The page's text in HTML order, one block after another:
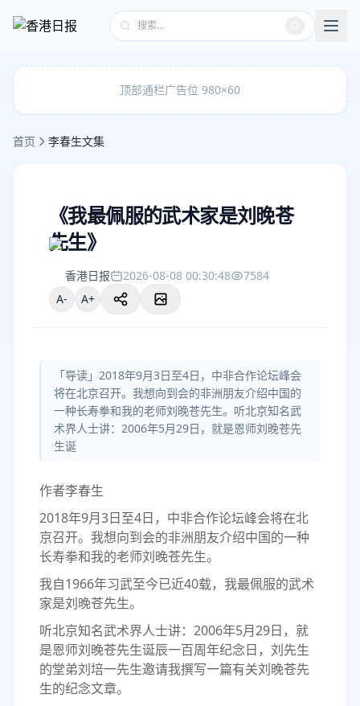
顶部通栏广告位 980×60
首页 李春生文集
《我最佩服的武术家是刘晚苍
先生》
香港日报 2026-08-08 00:30:48
7584
A-
A+
「导读」2018年9月3日至4日，中非合作论坛峰会
将在北京召开。我想向到会的非洲朋友介绍中国的
一种长寿拳和我的老师刘晚苍先生。听北京知名武
术界人士讲：2006年5月29日，就是恩师刘晚苍先
生诞
作者李春生
2018年9月3日至4日，中非合作论坛峰会将在北
京召开。我想向到会的非洲朋友介绍中国的一种
长寿拳和我的老师刘晚苍先生。
我自1966年习武至今已近40载，我最佩服的武术
家是刘晚苍先生。
听北京知名武术界人士讲：2006年5月29日，就
是恩师刘晚苍先生诞辰一百周年纪念日，刘先生
的堂弟刘培一先生邀请我撰写一篇有关刘晚苍先
生的纪念文章。